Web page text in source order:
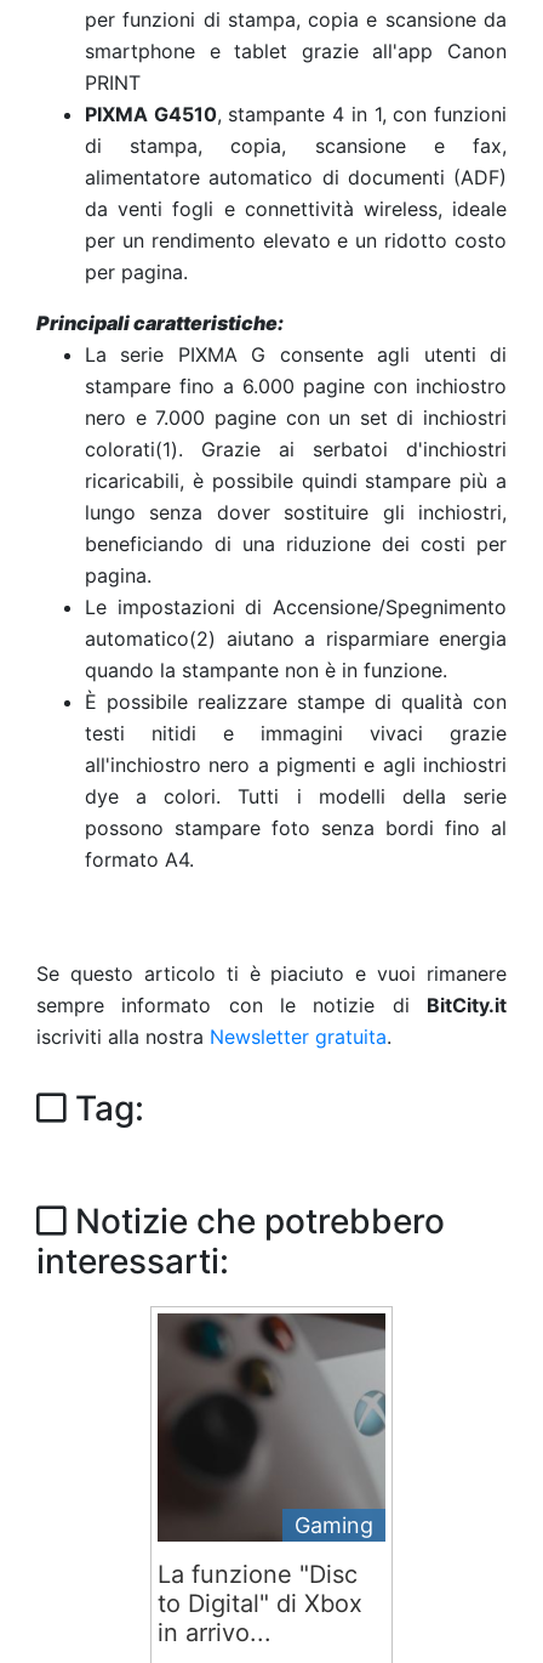
per funzioni di stampa, copia e scansione da
smartphone e tablet grazie all'app Canon
PRINT
PIXMA G4510, stampante 4 in 1, con funzioni
di stampa, copia, scansione e fax,
alimentatore automatico di documenti (ADF)
da venti fogli e connettività wireless, ideale
per un rendimento elevato e un ridotto costo
per pagina.
Principali caratteristiche:
La serie PIXMA G consente agli utenti di
stampare fino a 6.000 pagine con inchiostro
nero e 7.000 pagine con un set di inchiostri
colorati(1). Grazie ai serbatoi d'inchiostri
ricaricabili, è possibile quindi stampare più a
lungo senza dover sostituire gli inchiostri,
beneficiando di una riduzione dei costi per
pagina.
Le impostazioni di Accensione/Spegnimento
automatico(2) aiutano a risparmiare energia
quando la stampante non è in funzione.
È possibile realizzare stampe di qualità con
testi nitidi e immagini vivaci grazie
all'inchiostro nero a pigmenti e agli inchiostri
dye a colori. Tutti i modelli della serie
possono stampare foto senza bordi fino al
formato A4.
Se questo articolo ti è piaciuto e vuoi rimanere
sempre informato con le notizie di BitCity.it
iscriviti alla nostra Newsletter gratuita.
Tag:
Notizie che potrebbero
interessarti:
Gaming
La funzione "Disc
to Digital" di Xbox
in arrivo...